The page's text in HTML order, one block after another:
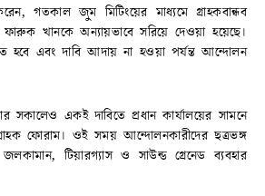
গতকাল জুম মিটিংয়ের মাধ্যমে গ্রাহকবান্ধব
খানকে অন্যায়ভাবে সরিয়ে দেওয়া হয়েছে।
হবে এবং দাবি আদায় না হওয়া পর্যন্ত আন্দোলন
একই দাবিতে প্রধান কার্যালয়ের সামনে
ফোরাম। ওই সময় আন্দোলনকারীদের ছত্রভঙ্গ
টিয়ারগ্যাস ও সাউন্ড গ্রেনেড ব্যবহার